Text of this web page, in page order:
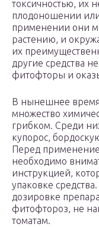
токсичностью, их
плодоношении
применении они
растению, и
их
другие средства
фитофторы и
В нынешнее время
множество
грибком. Среди
купорос,
Перед
необходимо
инструкцией,
упаковке
дозировке
фитофтороз, не
томатам.